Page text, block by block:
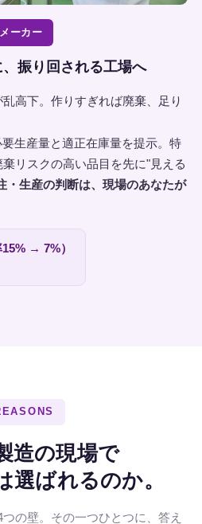
ーカー
、振り回される工場へ
高下。作りすぎれば廃棄、足り
生産量と適正在庫量を提示。特
リスクの高い品目を先に"見える
・生産の判断は、現場のあなたが
→ 7%）
造の現場で
ばれるのか。
の壁。その一つひとつに、答え